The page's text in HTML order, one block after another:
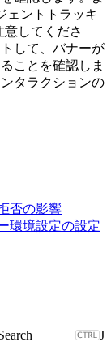
ェントトラッキ
してくださ
して、バナーが
ことを確認しま
タラクションの
否の影響
環境設定の設定
J